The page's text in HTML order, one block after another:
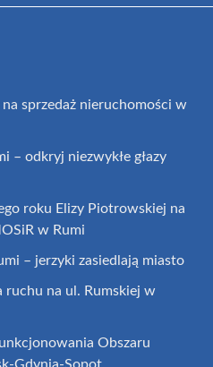
sprzedaż nieruchomości w
– odkryj niezwykłe głazy
roku Elizy Piotrowskiej na
w Rumi
– jerzyki zasiedlają miasto
ruchu na ul. Rumskiej w
Obszaru
Gdynia-Sopot